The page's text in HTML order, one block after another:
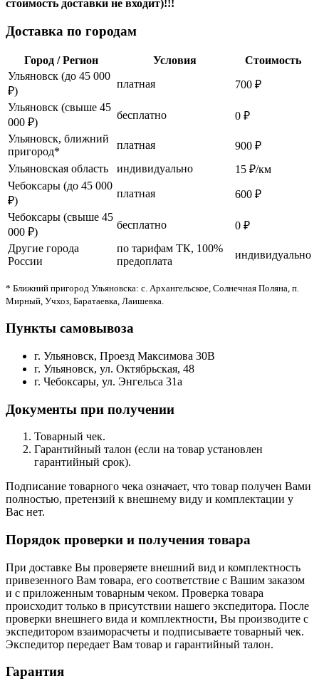
стоимость доставки не входит)!!!
Доставка по городам
Город / Регион Условия
Стоимость
Ульяновск (до 45 000
₽)
платная
700 ₽
Ульяновск (свыше 45
000 ₽)
бесплатно
0 ₽
Ульяновск, ближний
пригород*
платная
900 ₽
Ульяновская область
индивидуально
15 ₽/км
Чебоксары (до 45 000
₽)
платная
600 ₽
Чебоксары (свыше 45
000 ₽)
бесплатно
0 ₽
Другие города
России
по тарифам ТК, 100%
предоплата
индивидуально
* Ближний пригород Ульяновска: с. Архангельское, Солнечная Поляна, п.
Мирный, Учхоз, Баратаевка, Лаишевка.
Пункты самовывоза
г. Ульяновск, Проезд Максимова 30В
г. Ульяновск, ул. Октябрьская, 48
г. Чебоксары, ул. Энгельса 31а
Документы при получении
Товарный чек.
Гарантийный талон (если на товар установлен
гарантийный срок).
Подписание товарного чека означает, что товар получен Вами
полностью, претензий к внешнему виду и комплектации у
Вас нет.
Порядок проверки и получения товара
При доставке Вы проверяете внешний вид и комплектность
привезенного Вам товара, его соответствие с Вашим заказом
и с приложенным товарным чеком. Проверка товара
происходит только в присутствии нашего экспедитора. После
проверки внешнего вида и комплектности, Вы производите с
экспедитором взаиморасчеты и подписываете товарный чек.
Экспедитор передает Вам товар и гарантийный талон.
Гарантия